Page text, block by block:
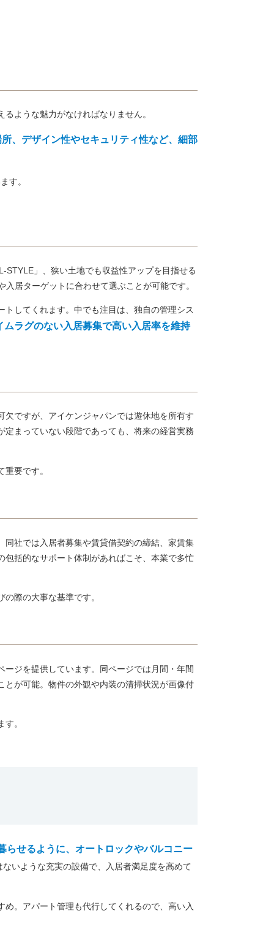
ような魅力がなければなりません。
、デザイン性やセキュリティ性など、細部
す。
」、狭い土地でも収益性アップを目指せる
居ターゲットに合わせて選ぶことが可能です。
してくれます。中でも注目は、独自の管理シス
ラグのない入居募集で高い入居率を維持
ですが、アイケンジャパンでは遊休地を所有す
まっていない段階であっても、将来の経営実務
要です。
社では入居者募集や賃貸借契約の締結、家賃集
括的なサポート体制があればこそ、本業で多忙
際の大事な基準です。
ジを提供しています。同ページでは月間・年間
が可能。物件の外観や内装の清掃状況が画像付
。
らせるように、オートロックやバルコニー
いような充実の設備で、入居者満足度を高めて
。アパート管理も代行してくれるので、高い入